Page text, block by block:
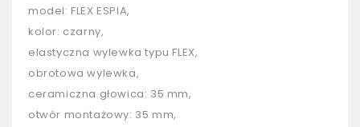
model: FLEX ESPIA,
kolor: czarny,
elastyczna wylewka typu FLEX,
obrotowa wylewka,
ceramiczna głowica: 35 mm,
otwór montażowy: 35 mm,